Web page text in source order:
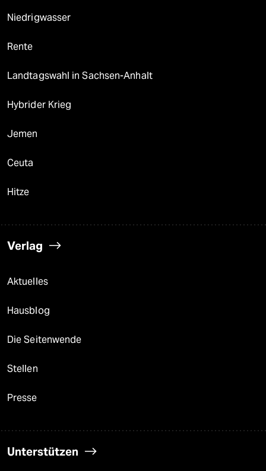
Niedrigwasser
Rente
Landtagswahl in Sachsen-Anhalt
Hybrider Krieg
Jemen
Ceuta
Hitze
Verlag
Aktuelles
Hausblog
Die Seitenwende
Stellen
Presse
Unterstützen